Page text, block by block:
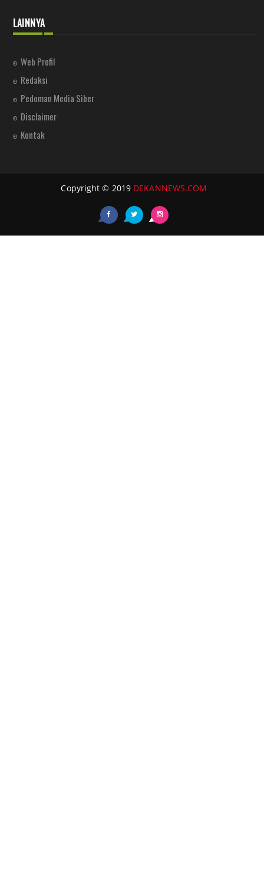
LAINNYA
Web Profil
Redaksi
Pedoman Media Siber
Disclaimer
Kontak
Copyright © 2019 DEKANNEWS.COM